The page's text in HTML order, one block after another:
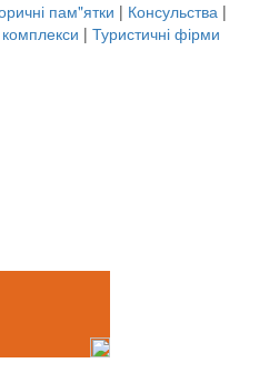
пам"ятки | Консульства |
| Туристичні фірми